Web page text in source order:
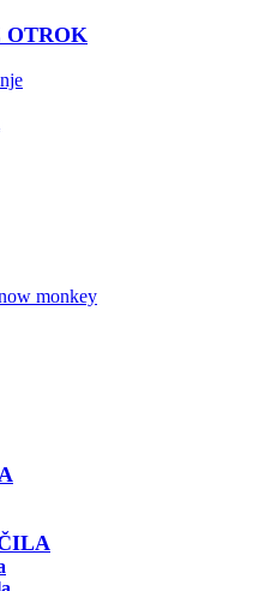
OTROK
monkey